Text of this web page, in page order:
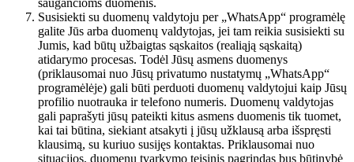
saugančioms duomenis.
Susisiekti su duomenų valdytoju per „WhatsApp“ programėlę
galite Jūs arba duomenų valdytojas, jei tam reikia susisiekti su
Jumis, kad būtų užbaigtas sąskaitos (realiąją sąskaitą)
atidarymo procesas. Todėl Jūsų asmens duomenys
(priklausomai nuo Jūsų privatumo nustatymų „WhatsApp“
programėlėje) gali būti perduoti duomenų valdytojui kaip Jūsų
profilio nuotrauka ir telefono numeris. Duomenų valdytojas
gali paprašyti jūsų pateikti kitus asmens duomenis tik tuomet,
kai tai būtina, siekiant atsakyti į jūsų užklausą arba išspręsti
klausimą, su kuriuo susijęs kontaktas. Priklausomai nuo
situacijos, duomenų tvarkymo teisinis pagrindas bus būtinybė